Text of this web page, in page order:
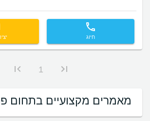
חיוג
1
מאמרים מקצועיים בתחום